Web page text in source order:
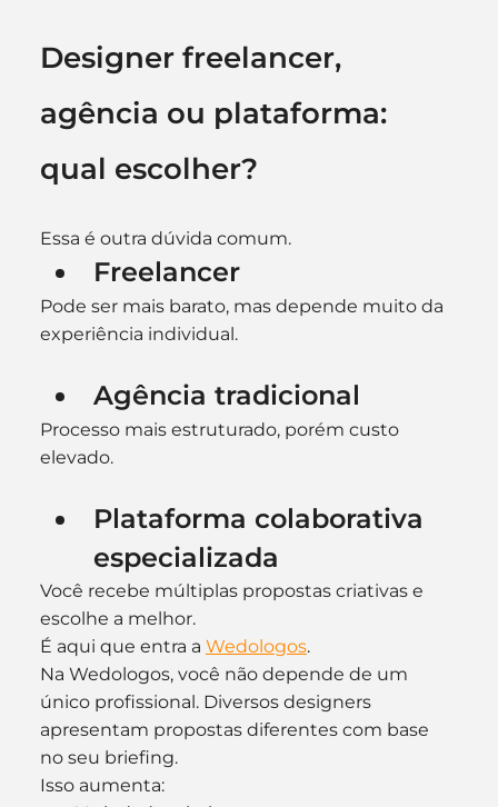
Designer freelancer,
agência ou plataforma:
qual escolher?
Essa é outra dúvida comum.
Freelancer
Pode ser mais barato, mas depende muito da
experiência individual.
Agência tradicional
Processo mais estruturado, porém custo
elevado.
Plataforma colaborativa
especializada
Você recebe múltiplas propostas criativas e
escolhe a melhor.
É aqui que entra a Wedologos.
Na Wedologos, você não depende de um
único profissional. Diversos designers
apresentam propostas diferentes com base
no seu briefing.
Isso aumenta: